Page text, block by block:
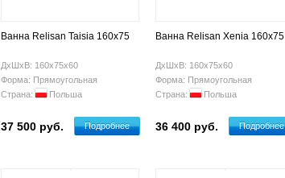
Ванна Relisan Taisia 160x75
ДхШхВ: 160х75х60
Форма: Прямоугольная
Страна:
Польша
37 500 руб. Подробнее
Ванна Relisan Xenia 160x75
ДхШхВ: 160х75х60
Форма: Прямоугольная
Страна:
Польша
36 400 руб. Подробнее